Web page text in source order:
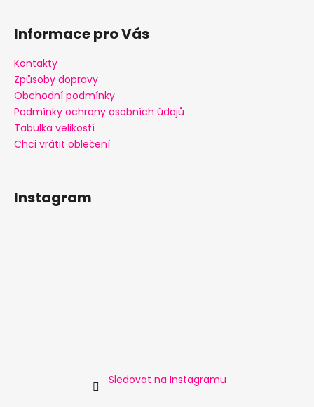
Informace pro Vás
Kontakty
Způsoby dopravy
Obchodní podmínky
Podmínky ochrany osobních údajů
Tabulka velikostí
Chci vrátit oblečení
Instagram
Sledovat na Instagramu